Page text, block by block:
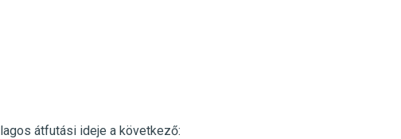
átfutási ideje a következő: